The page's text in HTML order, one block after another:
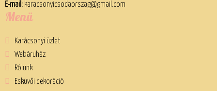
E-mail: karacsonyicsodaorszag@gmail.com
Menü
Karácsonyi üzlet
Webáruház
Rólunk
Esküvői dekoráció